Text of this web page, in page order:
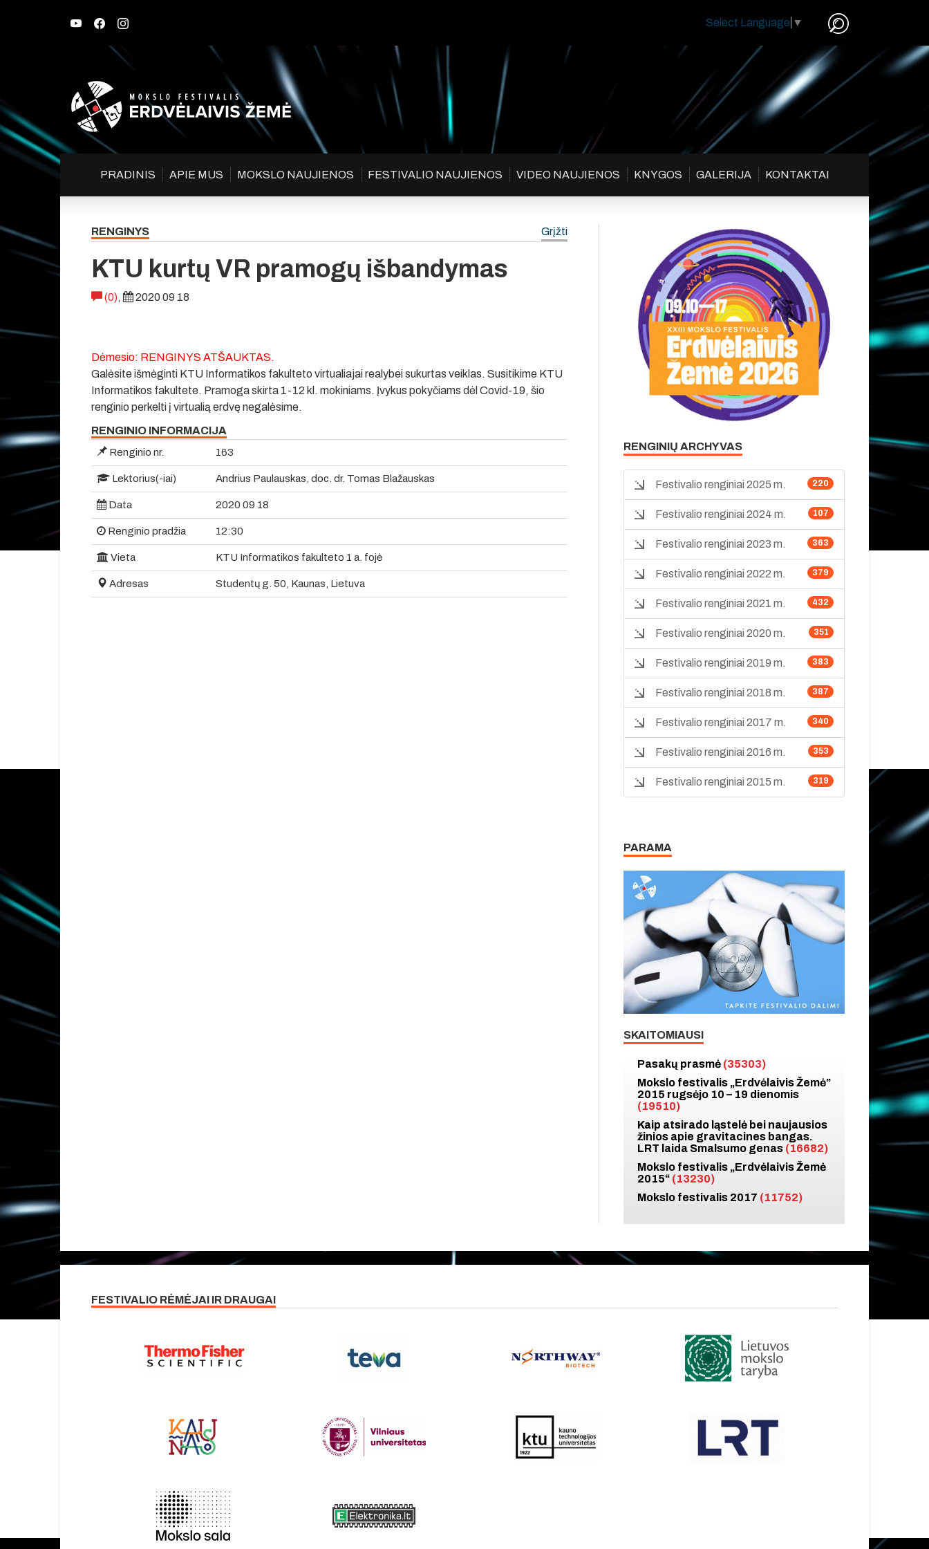
Select Language ▼
PRADINIS APIE MUS MOKSLO NAUJIENOS FESTIVALIO NAUJIENOS VIDEO NAUJIENOS KNYGOS GALERIJA KONTAKTAI
RENGINYS Grįžti
KTU kurtų VR pramogų išbandymas
(0), 2020 09 18
Dėmesio: RENGINYS ATŠAUKTAS.
Galėsite išmėginti KTU Informatikos fakulteto virtualiajai realybei sukurtas veiklas. Susitikime KTU
Informatikos fakultete. Pramoga skirta 1-12 kl. mokiniams. Įvykus pokyčiams dėl Covid-19, šio
renginio perkelti į virtualią erdvę negalėsime.
RENGINIO INFORMACIJA
Renginio nr. 163
Lektorius(-iai) Andrius Paulauskas, doc. dr. Tomas Blažauskas
Data 2020 09 18
Renginio pradžia 12:30
Vieta KTU Informatikos fakulteto 1 a. fojė
Adresas Studentų g. 50, Kaunas, Lietuva
RENGINIŲ ARCHYVAS
220
Festivalio renginiai 2025 m.
107
Festivalio renginiai 2024 m.
363
Festivalio renginiai 2023 m.
379
Festivalio renginiai 2022 m.
432
Festivalio renginiai 2021 m.
351
Festivalio renginiai 2020 m.
383
Festivalio renginiai 2019 m.
387
Festivalio renginiai 2018 m.
340
Festivalio renginiai 2017 m.
353
Festivalio renginiai 2016 m.
319
Festivalio renginiai 2015 m.
PARAMA
SKAITOMIAUSI
Pasakų prasmė (35303)
Mokslo festivalis „Erdvėlaivis Žemė”
2015 rugsėjo 10 – 19 dienomis
(19510)
Kaip atsirado ląstelė bei naujausios
žinios apie gravitacines bangas.
LRT laida Smalsumo genas (16682)
Mokslo festivalis „Erdvėlaivis Žemė
2015“ (13230)
Mokslo festivalis 2017 (11752)
FESTIVALIO RĖMĖJAI IR DRAUGAI